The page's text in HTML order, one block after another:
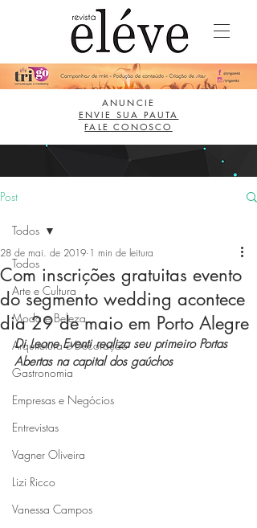
ANUNCIE
ENVIE SUA PAUTA
FALE CONOSCO
Post
Todos
Arte e Cultura
Moda e Beleza
Arquitetura e Decoração
Gastronomia
Empresas e Negócios
Entrevistas
Vagner Oliveira
Lizi Ricco
Vanessa Campos
Todos
Com inscrições gratuitas evento
do segmento wedding acontece
dia 29 de maio em Porto Alegre
28 de mai. de 2019 1 min de leitura
Di Leone Eventi realiza seu primeiro Portas
Abertas na capital dos gaúchos